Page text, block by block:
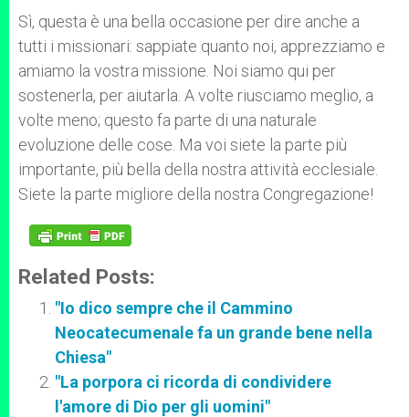
Sì, questa è una bella occasione per dire anche a
tutti i missionari: sappiate quanto noi, apprezziamo e
amiamo la vostra missione. Noi siamo qui per
sostenerla, per aiutarla. A volte riusciamo meglio, a
volte meno; questo fa parte di una naturale
evoluzione delle cose. Ma voi siete la parte più
importante, più bella della nostra attività ecclesiale.
Siete la parte migliore della nostra Congregazione!
Related Posts:
"Io dico sempre che il Cammino
Neocatecumenale fa un grande bene nella
Chiesa"
"La porpora ci ricorda di condividere
l'amore di Dio per gli uomini"